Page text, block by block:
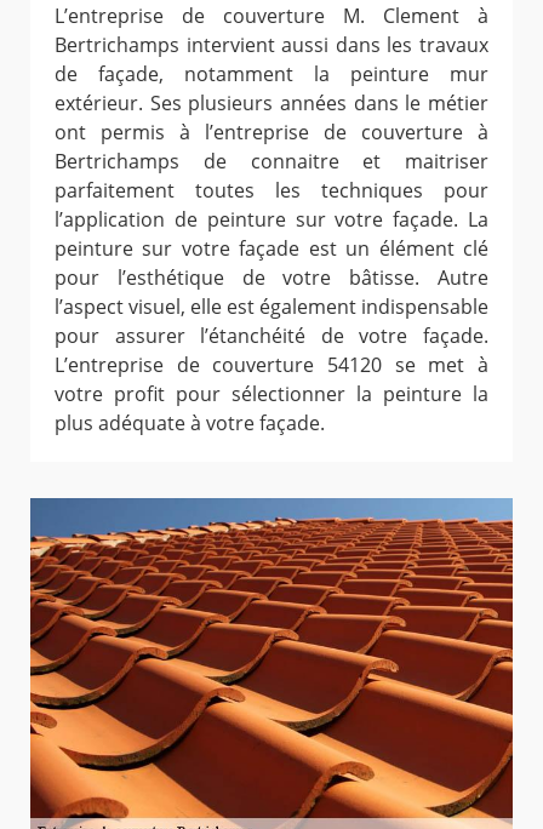
L’entreprise de couverture M. Clement à
Bertrichamps intervient aussi dans les travaux
de façade, notamment la peinture mur
extérieur. Ses plusieurs années dans le métier
ont permis à l’entreprise de couverture à
Bertrichamps de connaitre et maitriser
parfaitement toutes les techniques pour
l’application de peinture sur votre façade. La
peinture sur votre façade est un élément clé
pour l’esthétique de votre bâtisse. Autre
l’aspect visuel, elle est également indispensable
pour assurer l’étanchéité de votre façade.
L’entreprise de couverture 54120 se met à
votre profit pour sélectionner la peinture la
plus adéquate à votre façade.